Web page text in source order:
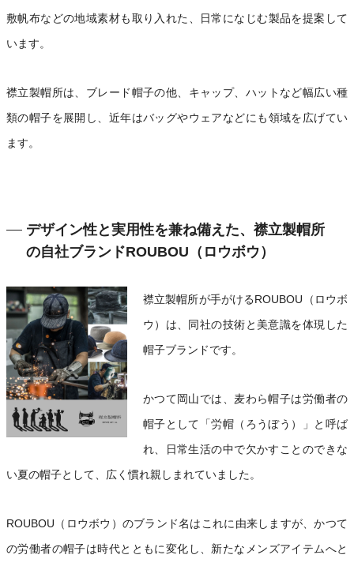
敷帆布などの地域素材も取り入れた、日常になじむ製品を提案して
います。
襟立製帽所は、ブレード帽子の他、キャップ、ハットなど幅広い種
類の帽子を展開し、近年はバッグやウェアなどにも領域を広げてい
ます。
デザイン性と実用性を兼ね備えた、襟立製帽所
の自社ブランドROUBOU（ロウボウ）
襟立製帽所が手がけるROUBOU（ロウボ
ウ）は、同社の技術と美意識を体現した
帽子ブランドです。
かつて岡山では、麦わら帽子は労働者の
帽子として「労帽（ろうぼう）」と呼ば
れ、日常生活の中で欠かすことのできな
い夏の帽子として、広く慣れ親しまれていました。
ROUBOU（ロウボウ）のブランド名はこれに由来しますが、かつて
の労働者の帽子は時代とともに変化し、新たなメンズアイテムへと